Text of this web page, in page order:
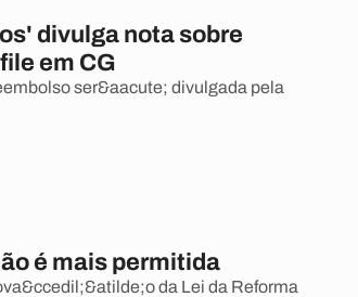
divulga nota sobre
em CG
ser&aacute; divulgada pela
é mais permitida
da Lei da Reforma